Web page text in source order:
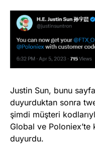
Justin Sun, bunu
duyurduktan sonra
şimdi müşteri
Global ve
duyurdu.